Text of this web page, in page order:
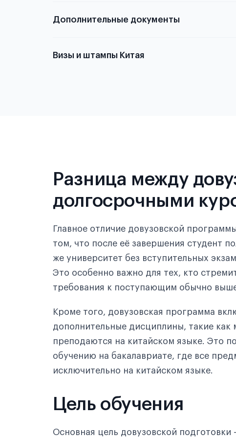
Подробнее о
Дополнительные документы
Визы и штампы Китая
Разница между
долгосрочными
Главное отличие довузовской
том, что после её завершения студент
же университет без вступительных
Это особенно важно для тех, кто
требования к поступающим обычно
Кроме того, довузовская программа
дополнительные дисциплины, такие как
преподаются на китайском языке. Это
обучению на бакалавриате, где все
исключительно на китайском языке.
Цель обучения
Основная цель довузовской